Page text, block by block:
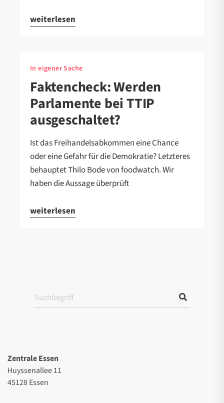
weiterlesen
In eigener Sache
Faktencheck: Werden
Parlamente bei TTIP
ausgeschaltet?
Ist das Freihandelsabkommen eine Chance
oder eine Gefahr für die Demokratie? Letzteres
behauptet Thilo Bode von foodwatch. Wir
haben die Aussage überprüft
weiterlesen
Zentrale Essen
Huyssenallee 11
45128 Essen